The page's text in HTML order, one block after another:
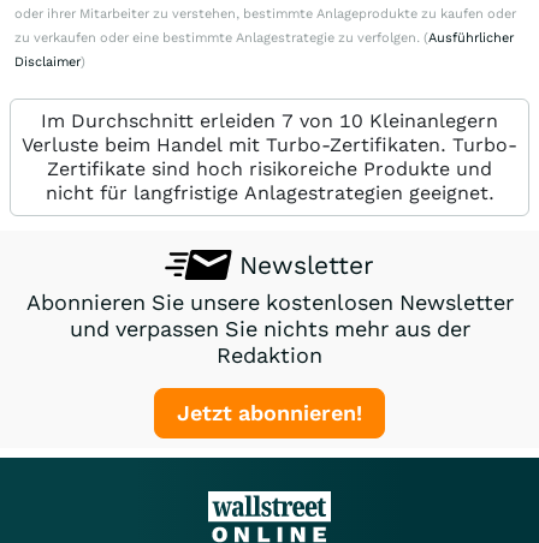
oder ihrer Mitarbeiter zu verstehen, bestimmte Anlageprodukte zu kaufen oder
zu verkaufen oder eine bestimmte Anlagestrategie zu verfolgen. (Ausführlicher
Disclaimer)
Im Durchschnitt erleiden 7 von 10 Kleinanlegern
Verluste beim Handel mit Turbo-Zertifikaten. Turbo-
Zertifikate sind hoch risikoreiche Produkte und
nicht für langfristige Anlagestrategien geeignet.
Newsletter
Abonnieren Sie unsere kostenlosen Newsletter
und verpassen Sie nichts mehr aus der
Redaktion
Jetzt abonnieren!